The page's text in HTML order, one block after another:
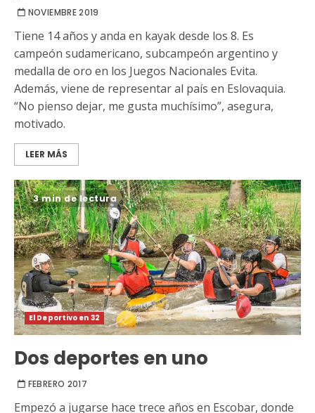
NOVIEMBRE 2019
Tiene 14 años y anda en kayak desde los 8. Es
campeón sudamericano, subcampeón argentino y
medalla de oro en los Juegos Nacionales Evita.
Además, viene de representar al país en Eslovaquia.
“No pienso dejar, me gusta muchísimo”, asegura,
motivado.
LEER MÁS
3 min de lectura
El Deportivo en 32
Dos deportes en uno
FEBRERO 2017
Empezó a jugarse hace trece años en Escobar, donde